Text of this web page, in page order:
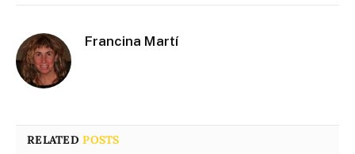
Francina Martí
RELATEDPOSTS